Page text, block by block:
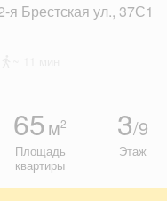
я Брестская ул., 37С1
65м2
Площадь
квартиры
3/9
Этаж